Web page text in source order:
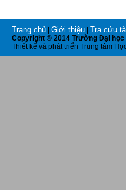
Trang chủ Giới thiệu Tra cứu
Copyright © 2014 Trường Đại học
Thiết kế và phát triển Trung tâm